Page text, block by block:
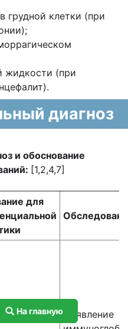
грудной клетки (при
жидкости (при
диагноз
и обоснование
[1,2,4,7]
для
Выявление
На главную